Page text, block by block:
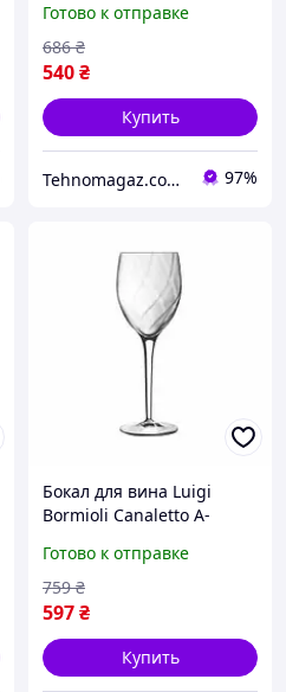
Готово к отправке
540₴
686 ₴
Купить
Tehnomagaz.com.ua - это передовой интернет-магазин, специализирующийся на продаже техники 97%
Бокал для вина Luigi
Bormioli Canaletto A-
мл pelican
Готово к отправке
597₴
759 ₴
Купить